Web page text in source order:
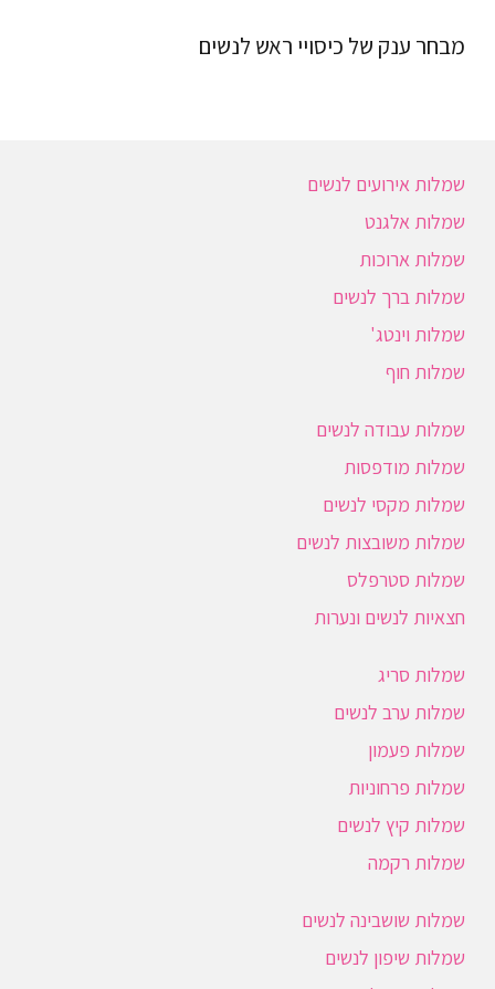
מבחר ענק של כיסויי ראש לנשים
שמלות אירועים לנשים
שמלות אלגנט
שמלות ארוכות
שמלות ברך לנשים
שמלות וינטג'
שמלות חוף
שמלות עבודה לנשים
שמלות מודפסות
שמלות מקסי לנשים
שמלות משובצות לנשים
שמלות סטרפלס
חצאיות לנשים ונערות
שמלות סריג
שמלות ערב לנשים
שמלות פעמון
שמלות פרחוניות
שמלות קיץ לנשים
שמלות רקמה
שמלות שושבינה לנשים
שמלות שיפון לנשים